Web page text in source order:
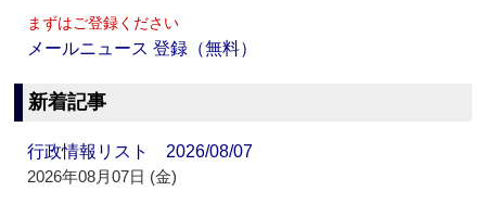
まずはご登録ください
メールニュース 登録（無料）
新着記事
行政情報リスト 2026/08/07
2026年08月07日 (金)